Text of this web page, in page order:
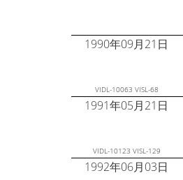
1990年09月21日
VIDL-10063 VISL-68
1991年05月21日
VIDL-10123 VISL-129
1992年06月03日